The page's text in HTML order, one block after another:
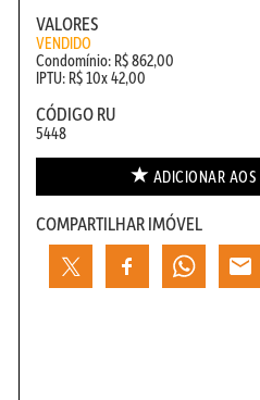
VALORES
VENDIDO
Condomínio: R$ 862,00
IPTU: R$ 10x 42,00
CÓDIGO RU
5448
ADICIONAR AOS
COMPARTILHAR IMÓVEL